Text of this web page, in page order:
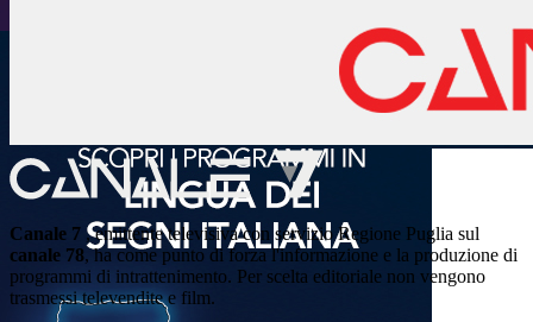
Canale 7 , emittente televisiva con servizio Regione Puglia sul
canale 78, ha come punto di forza l'informazione e la produzione di
programmi di intrattenimento. Per scelta editoriale non vengono
trasmessi televendite e film.